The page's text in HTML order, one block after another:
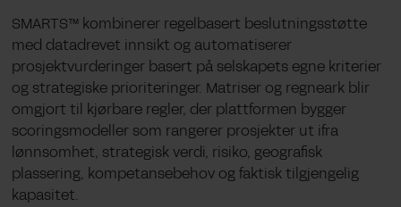
SMARTS™ kombinerer regelbasert beslutningsstøtte
med datadrevet innsikt og automatiserer
prosjektvurderinger basert på selskapets egne kriterier
og strategiske prioriteringer. Matriser og regneark blir
omgjort til kjørbare regler, der plattformen bygger
scoringsmodeller som rangerer prosjekter ut ifra
lønnsomhet, strategisk verdi, risiko, geografisk
plassering, kompetansebehov og faktisk tilgjengelig
kapasitet.